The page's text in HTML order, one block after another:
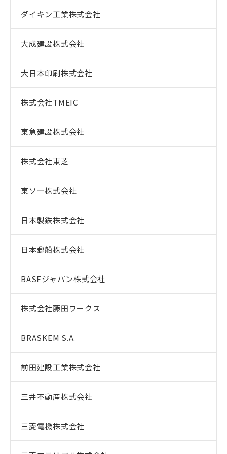
ダイキン工業株式会社
大成建設株式会社
大日本印刷株式会社
株式会社TMEIC
東急建設株式会社
株式会社東芝
東ソー株式会社
日本製鉄株式会社
日本郵船株式会社
BASFジャパン株式会社
株式会社藤田ワークス
BRASKEM S.A.
前田建設工業株式会社
三井不動産株式会社
三菱電機株式会社